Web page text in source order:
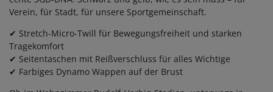
Verein, für Stadt, für unsere Sportgemeinschaft.
✔ Stretch-Micro-Twill für Bewegungsfreiheit und starken
Tragekomfort
✔ Seitentaschen mit Reißverschluss für alles Wichtige
✔ Farbiges Dynamo Wappen auf der Brust